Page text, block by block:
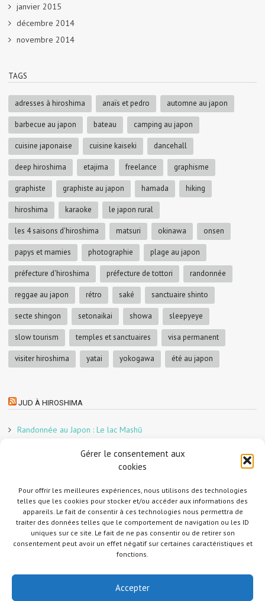
Gérer le consentement aux
cookies
Pour offrir les meilleures expériences, nous utilisons des technologies
telles que les cookies pour stocker et/ou accéder aux informations des
appareils. Le fait de consentir à ces technologies nous permettra de
traiter des données telles que le comportement de navigation ou les ID
uniques sur ce site. Le fait de ne pas consentir ou de retirer son
consentement peut avoir un effet négatif sur certaines caractéristiques et
fonctions.
Accepter
janvier 2015
décembre 2014
novembre 2014
TAGS
adresses à hiroshima anaïs et pedro automne au japon
barbecue au japon bateau camping au japon
cuisine japonaise cuisine kaiseki dancehall
deep hiroshima etajima freelance graphisme
graphiste graphiste au japon hamada hiking
hiroshima karaoke le japon rural
les 4 saisons d'hiroshima matsuri okinawa onsen
papys et mamies photographie plage au japon
préfecture d'hiroshima préfecture de tottori randonnée
reggae au japon rétro saké sanctuaire shinto
secte shingon setonaikai showa sleepyeye
slow tourism temples et sanctuaires visa permanent
visiter hiroshima yatai yokogawa été au japon
JUD À HIROSHIMA
Randonnée au Japon : Le lac Mashū
En direct sur Adobe France !
Un café et des cabanes dans la forêt
Slow Tourism à Tomo-no-Ura
Slow tourism à Onomichi
Randonnée au Japon : Le Mont Daisen
Randonnée au Japon : Le Mont Misen